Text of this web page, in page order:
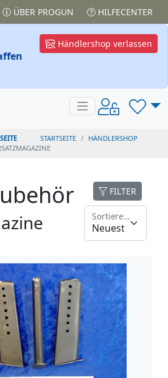
ÜBER PROGUN HILFECENTER
Händlershop verlassen
STARTSEITE
HÄNDLERSHOP
FILTER
Sortieren nach